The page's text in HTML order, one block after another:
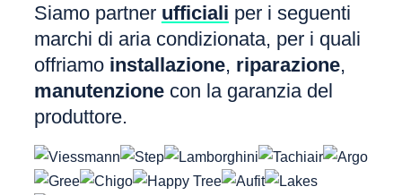
Siamo partner ufficiali per i seguenti
marchi di aria condizionata, per i quali
offriamo installazione, riparazione,
manutenzionecon la garanzia del
produttore.